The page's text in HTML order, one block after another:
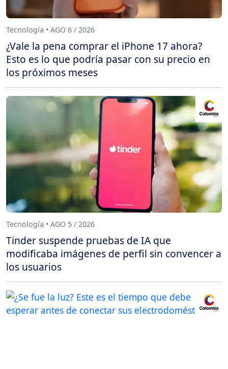
Tecnología • AGO 6 / 2026
¿Vale la pena comprar el iPhone 17 ahora?
Esto es lo que podría pasar con su precio en
los próximos meses
Tecnología • AGO 5 / 2026
Tinder suspende pruebas de IA que
modificaba imágenes de perfil sin convencer a
los usuarios